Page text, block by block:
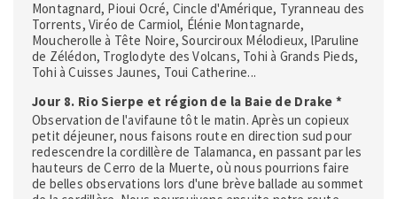
Montagnard, Pioui Ocré, Cincle d'Amérique, Tyranneau des
Torrents, Viréo de Carmiol, Élénie Montagnarde,
Moucherolle à Tête Noire, Sourciroux Mélodieux, lParuline
de Zélédon, Troglodyte des Volcans, Tohi à Grands Pieds,
Tohi à Cuisses Jaunes, Toui Catherine...
Jour 8. Rio Sierpe et région de la Baie de Drake *
Observation de l'avifaune tôt le matin. Après un copieux
petit déjeuner, nous faisons route en direction sud pour
redescendre la cordillère de Talamanca, en passant par les
hauteurs de Cerro de la Muerte, où nous pourrions faire
de belles observations lors d'une brève ballade au sommet